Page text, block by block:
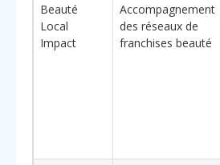
Beauté
Local
Impact
Accompagnement
des réseaux de
franchises beauté